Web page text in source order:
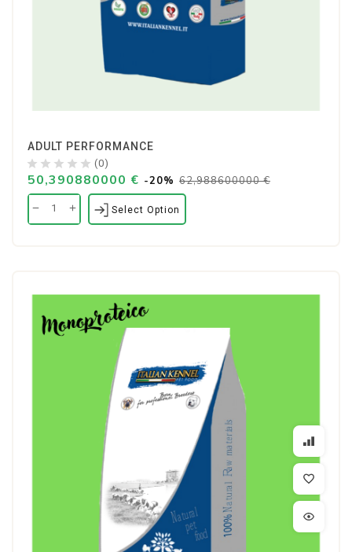
ADULT PERFORMANCE
(0)
50,390880000 € -20% 62,988600000 €
Select Option